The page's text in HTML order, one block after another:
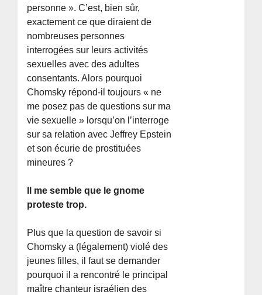
personne ». C’est, bien sûr,
exactement ce que diraient de
nombreuses personnes
interrogées sur leurs activités
sexuelles avec des adultes
consentants. Alors pourquoi
Chomsky répond-il toujours « ne
me posez pas de questions sur ma
vie sexuelle » lorsqu’on l’interroge
sur sa relation avec Jeffrey Epstein
et son écurie de prostituées
mineures ?
Il me semble que le gnome
proteste trop.
Plus que la question de savoir si
Chomsky a (légalement) violé des
jeunes filles, il faut se demander
pourquoi il a rencontré le principal
maître chanteur israélien des